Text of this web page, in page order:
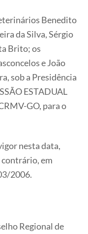
Benedito
da Silva, Sérgio
Brito; os
e João
sob a Presidência
ESTADUAL
GO, para o
nesta data,
contrário, em
2006.
Regional de